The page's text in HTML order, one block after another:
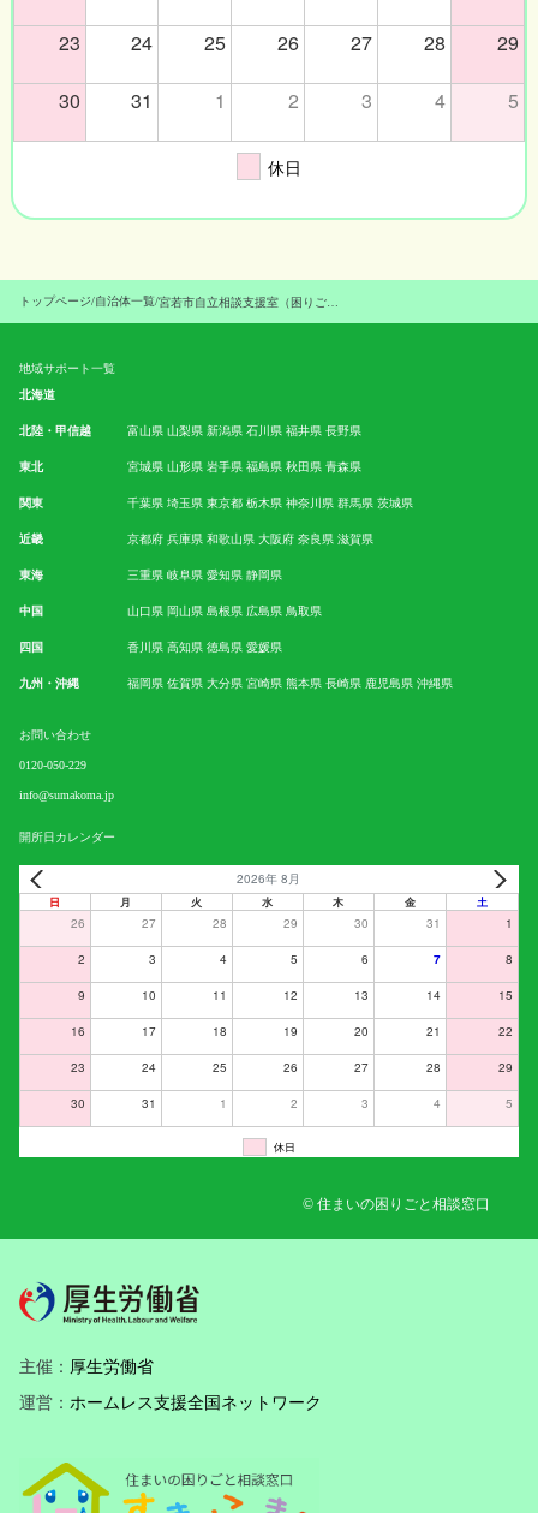
23 24 25 26 27 28 29
30 31 1 2 3 4 5
休日
トップページ/自治体一覧/ 宮若市自立相談支援室（困りごと相談室）
地域サポート一覧
北海道
北陸・甲信越 富山県 山梨県 新潟県 石川県 福井県 長野県
東北 宮城県 山形県 岩手県 福島県 秋田県 青森県
関東 千葉県 埼玉県 東京都 栃木県 神奈川県 群馬県 茨城県
近畿 京都府 兵庫県 和歌山県 大阪府 奈良県 滋賀県
東海 三重県 岐阜県 愛知県 静岡県
中国 山口県 岡山県 島根県 広島県 鳥取県
四国 香川県 高知県 徳島県 愛媛県
九州・沖縄 福岡県 佐賀県 大分県 宮崎県 熊本県 長崎県 鹿児島県 沖縄県
お問い合わせ
0120-050-229
info@sumakoma.jp
開所日カレンダー
2026年 8月
日 月 火 水 木 金 土
26 27 28 29 30 31 1
2 3 4 5 6 7 8
9 10 11 12 13 14 15
16 17 18 19 20 21 22
23 24 25 26 27 28 29
30 31 1 2 3 4 5
休日
© 住まいの困りごと相談窓口
主催： 厚生労働省
運営： ホームレス支援全国ネットワーク